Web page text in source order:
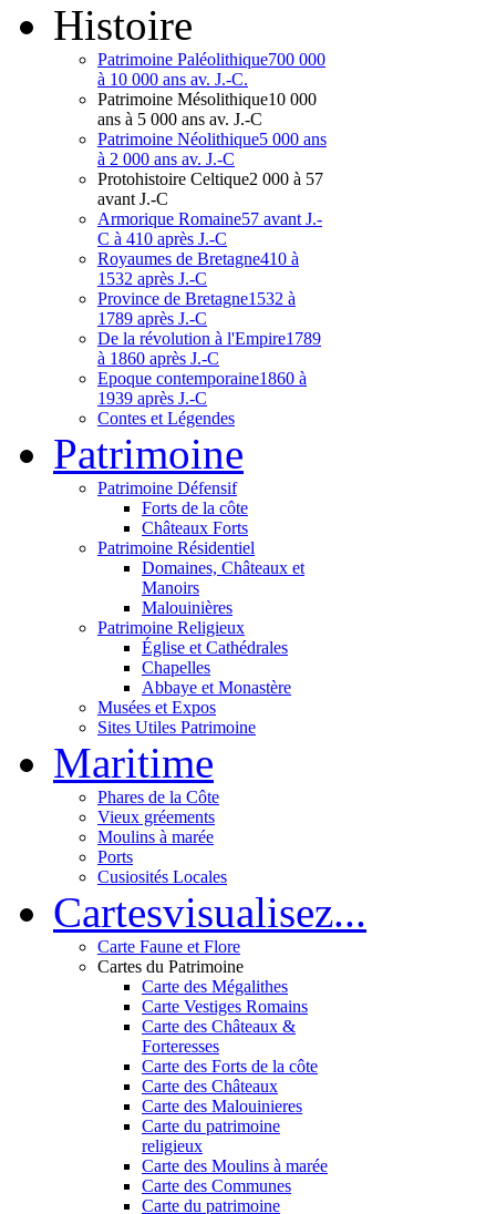
Histoire
Patrimoine Paléolithique700 000
à 10 000 ans av. J.-C.
Patrimoine Mésolithique10 000
ans à 5 000 ans av. J.-C
Patrimoine Néolithique5 000 ans
à 2 000 ans av. J.-C
Protohistoire Celtique2 000 à 57
avant J.-C
Armorique Romaine57 avant J.-
C à 410 après J.-C
Royaumes de Bretagne410 à
1532 après J.-C
Province de Bretagne1532 à
1789 après J.-C
De la révolution à l'Empire1789
à 1860 après J.-C
Epoque contemporaine1860 à
1939 après J.-C
Contes et Légendes
Patrimoine
Patrimoine Défensif
Forts de la côte
Châteaux Forts
Patrimoine Résidentiel
Domaines, Châteaux et
Manoirs
Malouinières
Patrimoine Religieux
Église et Cathédrales
Chapelles
Abbaye et Monastère
Musées et Expos
Sites Utiles Patrimoine
Maritime
Phares de la Côte
Vieux gréements
Moulins à marée
Ports
Cusiosités Locales
Cartesvisualisez...
Carte Faune et Flore
Cartes du Patrimoine
Carte des Mégalithes
Carte Vestiges Romains
Carte des Châteaux &
Forteresses
Carte des Forts de la côte
Carte des Châteaux
Carte des Malouinieres
Carte du patrimoine
religieux
Carte des Moulins à marée
Carte des Communes
Carte du patrimoine